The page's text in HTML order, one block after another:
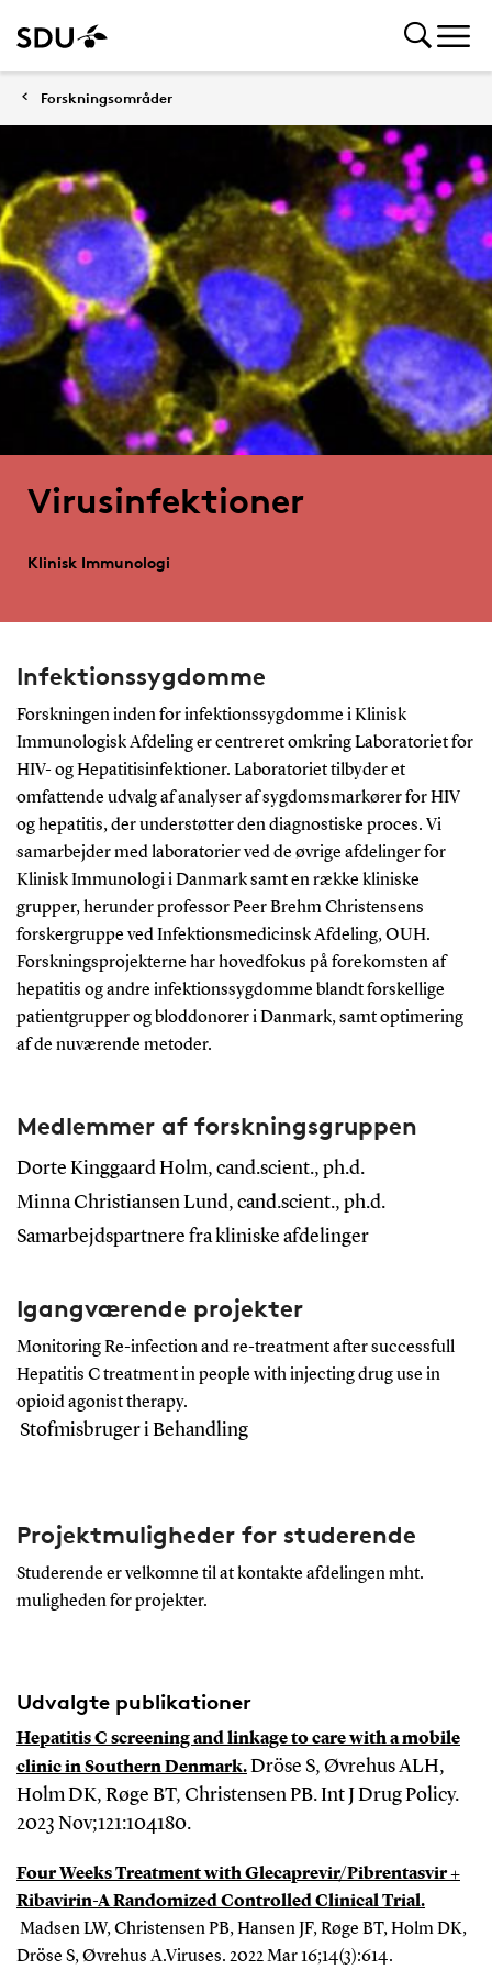
Forskningsområder
Virusinfektioner
Klinisk Immunologi
Infektionssygdomme
Forskningen inden for infektionssygdomme i Klinisk
Immunologisk Afdeling er centreret omkring Laboratoriet for
HIV- og Hepatitisinfektioner. Laboratoriet tilbyder et
omfattende udvalg af analyser af sygdomsmarkører for HIV
og hepatitis, der understøtter den diagnostiske proces. Vi
samarbejder med laboratorier ved de øvrige afdelinger for
Klinisk Immunologi i Danmark samt en række kliniske
grupper, herunder professor Peer Brehm Christensens
forskergruppe ved Infektionsmedicinsk Afdeling, OUH.
Forskningsprojekterne har hovedfokus på forekomsten af
hepatitis og andre infektionssygdomme blandt forskellige
patientgrupper og bloddonorer i Danmark, samt optimering
af de nuværende metoder.
Medlemmer af forskningsgruppen
Dorte Kinggaard Holm, cand.scient., ph.d.
Minna Christiansen Lund, cand.scient., ph.d.
Samarbejdspartnere fra kliniske afdelinger
Igangværende projekter
Monitoring Re-infection and re-treatment after successfull
Hepatitis C treatment in people with injecting drug use in
opioid agonist therapy.
Stofmisbruger i Behandling
Projektmuligheder for studerende
Studerende er velkomne til at kontakte afdelingen mht.
muligheden for projekter.
Udvalgte publikationer
Hepatitis C screening and linkage to care with a mobile
clinic in Southern Denmark.Dröse S, Øvrehus ALH,
Holm DK, Røge BT, Christensen PB. Int J Drug Policy.
2023 Nov;121:104180.
Four Weeks Treatment with Glecaprevir/Pibrentasvir +
Ribavirin-A Randomized Controlled Clinical Trial.
Madsen LW, Christensen PB, Hansen JF, Røge BT, Holm DK,
Dröse S, Øvrehus A.Viruses. 2022 Mar 16;14(3):614.